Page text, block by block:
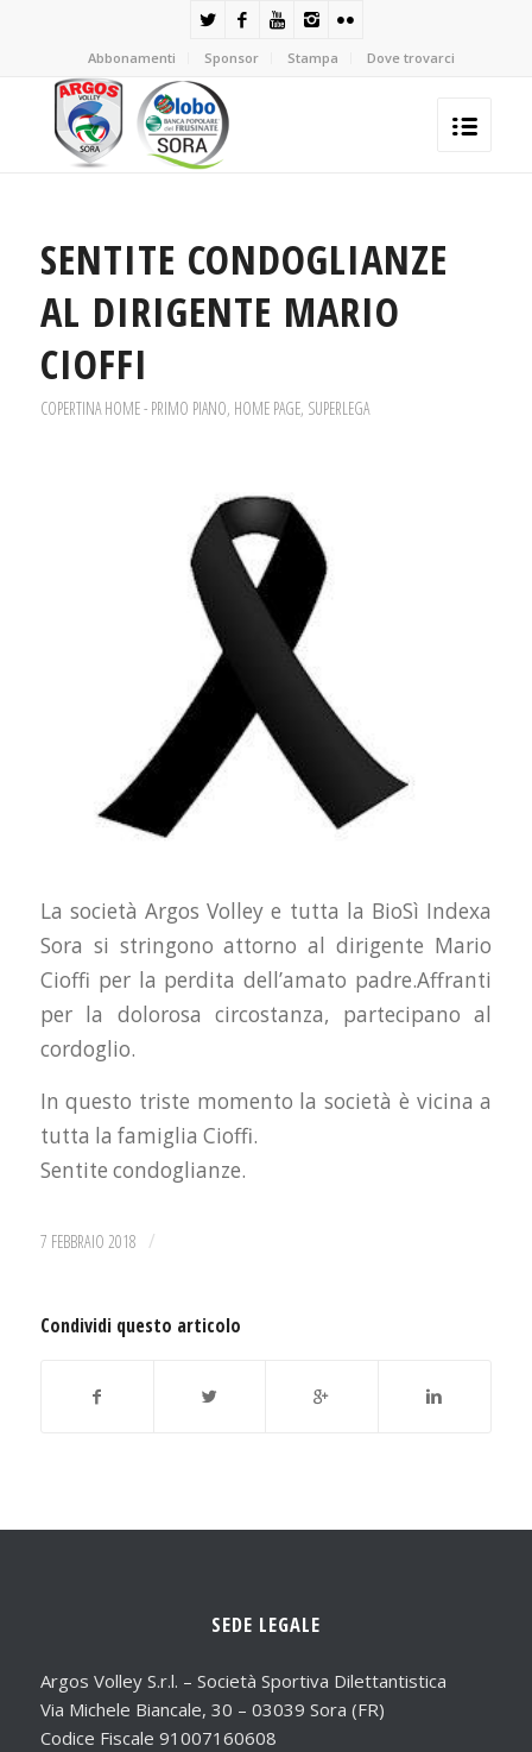
Abbonamenti Sponsor Stampa Dove trovarci
SENTITE CONDOGLIANZE
AL DIRIGENTE MARIO
CIOFFI
COPERTINA HOME - PRIMO PIANO, HOME PAGE, SUPERLEGA
La società Argos Volley e tutta la BioSì Indexa
Sora si stringono attorno al dirigente Mario
Cioffi per la perdita dell’amato padre.Affranti
per la dolorosa circostanza, partecipano al
cordoglio.
In questo triste momento la società è vicina a
tutta la famiglia Cioffi.
Sentite condoglianze.
7 FEBBRAIO 2018 /
Condividi questo articolo
SEDE LEGALE
Argos Volley S.r.l. – Società Sportiva Dilettantistica
Via Michele Biancale, 30 – 03039 Sora (FR)
Codice Fiscale 91007160608